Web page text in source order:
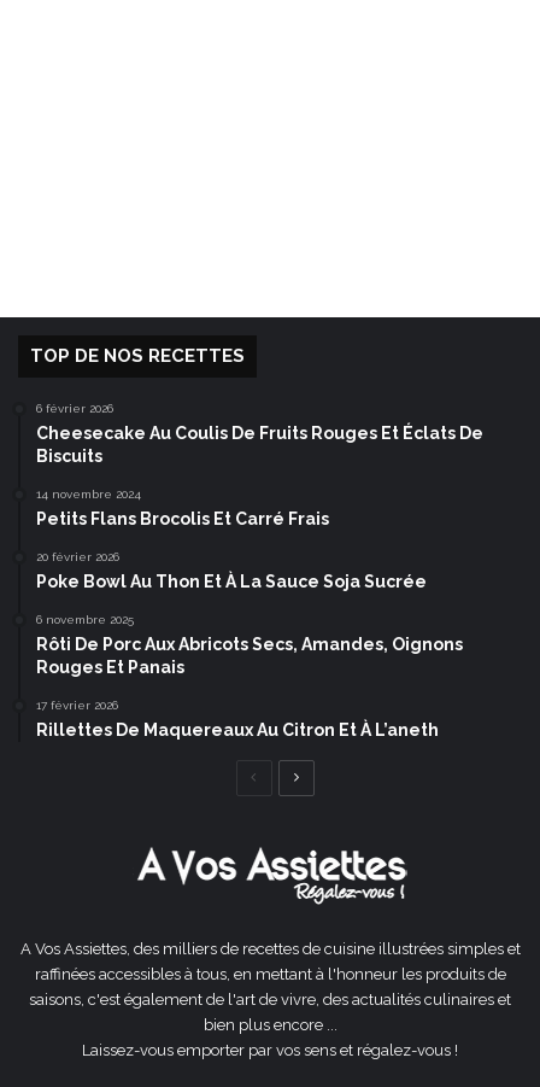
TOP DE NOS RECETTES
6 février 2026
Cheesecake Au Coulis De Fruits Rouges Et Éclats De
Biscuits
14 novembre 2024
Petits Flans Brocolis Et Carré Frais
20 février 2026
Poke Bowl Au Thon Et À La Sauce Soja Sucrée
6 novembre 2025
Rôti De Porc Aux Abricots Secs, Amandes, Oignons
Rouges Et Panais
17 février 2026
Rillettes De Maquereaux Au Citron Et À L’aneth
Page
A Vos Assiettes, des milliers de recettes de cuisine illustrées simples et
raffinées accessibles à tous, en mettant à l'honneur les produits de
saisons, c'est également de l'art de vivre, des actualités culinaires et
bien plus encore ...
Laissez-vous emporter par vos sens et régalez-vous !